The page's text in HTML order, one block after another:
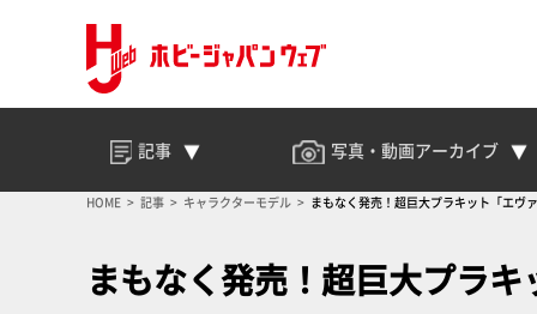
記事 写真・動画アーカイブ
HOME 記事 キャラクターモデル まもなく発売！超巨大プラキット「エヴ
まもなく発売！超巨大プラ